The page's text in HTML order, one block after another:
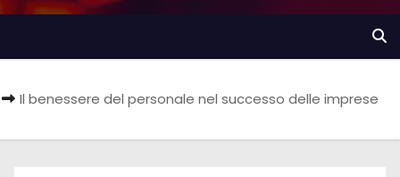
Il benessere del personale nel successo delle imprese